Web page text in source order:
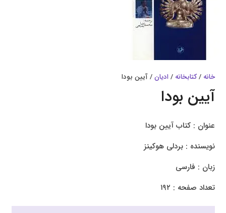
خانه /کتابخانه / ادیان/ آیین بودا
آیین بودا
عنوان : کتاب آیین بودا
نویسنده : بردلی هوکینز
زبان : فارسی
تعداد صفحه : ۱۹۲